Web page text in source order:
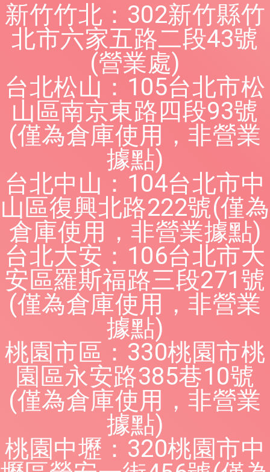
新竹竹北：302新竹縣竹
北市六家五路二段43號
(營業處)
台北松山：105台北市松
山區南京東路四段93號
(僅為倉庫使用，非營業
據點)
台北中山：104台北市中
山區復興北路222號(僅為
倉庫使用，非營業據點)
台北大安：106台北市大
安區羅斯福路三段271號
(僅為倉庫使用，非營業
據點)
桃園市區：330桃園市桃
園區永安路385巷10號
(僅為倉庫使用，非營業
據點)
桃園中壢：320桃園市中